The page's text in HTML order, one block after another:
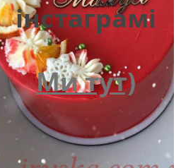
інстаграмі
Ми тут)